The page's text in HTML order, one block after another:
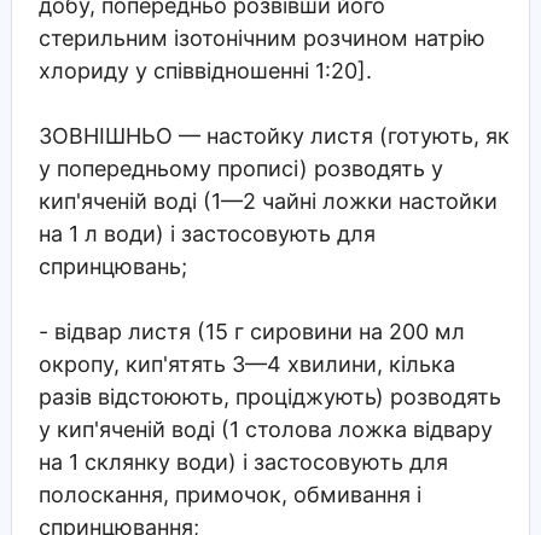
добу, попередньо розвівши його
стерильним ізотонічним розчином натрію
хлориду у співвідношенні 1:20].
ЗОВНІШНЬО — настойку листя (готують, як
у попередньому прописі) розводять у
кип'яченій воді (1—2 чайні ложки настойки
на 1 л води) і застосовують для
спринцювань;
- відвар листя (15 г сировини на 200 мл
окропу, кип'ятять 3—4 хвилини, кілька
разів відстоюють, проціджують) розводять
у кип'яченій воді (1 столова ложка відвару
на 1 склянку води) і застосовують для
полоскання, примочок, обмивання і
спринцювання;